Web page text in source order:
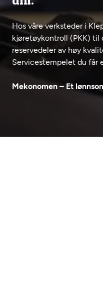
Hos våre verksteder i
kjøretøykontroll (PKK) til
reservedeler av høy
Servicestempelet du får
Mekonomen – Et